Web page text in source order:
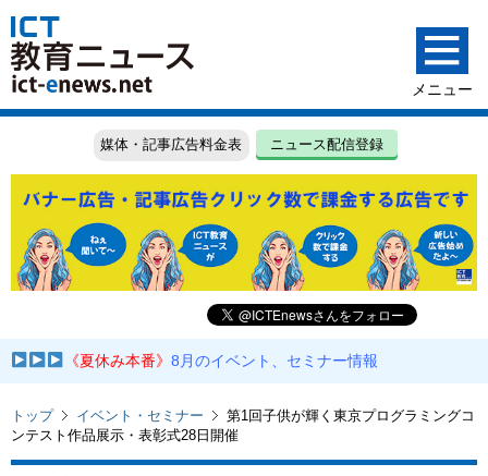
媒体・記事広告料金表 ニュース配信登録
《夏休み本番》8月のイベント、セミナー情報
トップ イベント・セミナー
第1回子供が輝く東京プログラミングコ
ンテスト作品展示・表彰式28日開催